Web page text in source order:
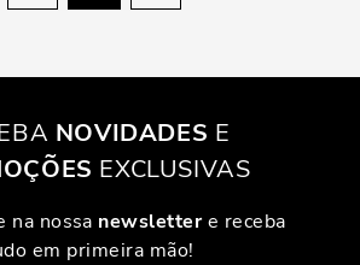
NOVIDADES E
EXCLUSIVAS
na nossa newslettere receba
em primeira mão!